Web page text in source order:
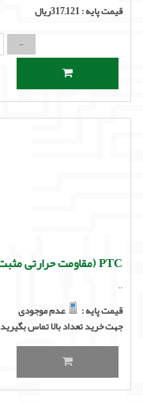
قیمت پایه :317,121ریال
PTC (مقاومت حرارتی مثبت) / 800 اهم
..
قیمت پایه :
عدم موجودی
جهت خرید تعداد بالا تماس بگیرید